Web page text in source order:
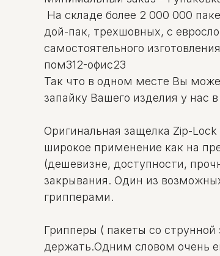
На складе более 2 000 000
дой-пак, трехшовных, с
самостоятельного
пом312-офис23
Так что в одном месте Вы
запайку Вашего изделия у нас
Оригинальная защелка Zip-
широкое применение как на
(дешевизне, доступности,
закрывания. Один из
грипперами.
Грипперы ( пакеты со струнной
держать.Одним словом очень